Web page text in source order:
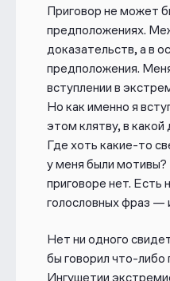
Приговор не может
предположениях.
доказательств, а в
предположения.
вступлении в
Но как именно я
этом клятву, в какой
Где хоть какие-то
у меня были мотивы?
приговоре нет. Есть
голословных фраз —
Нет ни одного
бы говорил что-либо
Ингушетии